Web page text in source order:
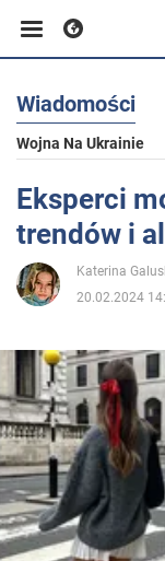
Biznes
Sport
Rozrywka
Polityka
Społeczeństwo
Wojna na
Wiadomości
Wojna Na Ukrainie
Eksperci
trendów i
Katerina
20.02.2024